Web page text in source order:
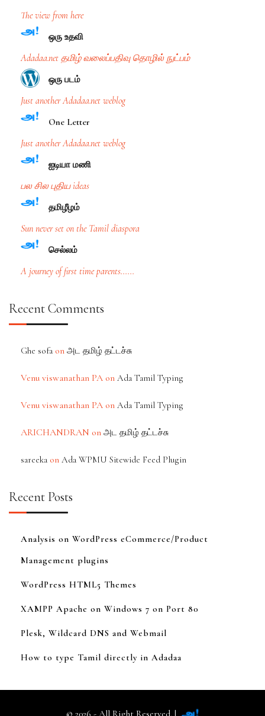
The view from here
ஒரு உத‌வி
Adadaa.net தமிழ் வலைப்பதிவு தொழில் நுட்பம்
ஒரு ப‌ட‌ம்
Just another Adadaa.net weblog
One Letter
Just another Adadaa.net weblog
ஐடியா ம‌ணி
பல சில புதிய ideas
த‌மிழீழ‌ம்
Sun never set on the Tamil diaspora
செல்ல‌ம்
A journey of first time parents......
Recent Comments
Ghe sofa on அட தமிழ் தட்டச்சு
Venu viswanathan PA on Ada Tamil Typing
Venu viswanathan PA on Ada Tamil Typing
ARICHANDRAN on அட தமிழ் தட்டச்சு
sareeka on Ada WPMU Sitewide Feed Plugin
Recent Posts
Analysis on WordPress eCommerce/Product
Management plugins
WordPress HTML5 Themes
XAMPP Apache on Windows 7 on Port 80
Plesk, Wildcard DNS and Webmail
How to type Tamil directly in Adadaa
© 2026 - All Right Reserved. |